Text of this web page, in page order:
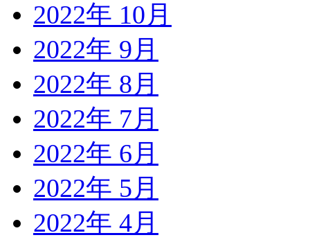
2022年 10月
2022年 9月
2022年 8月
2022年 7月
2022年 6月
2022年 5月
2022年 4月